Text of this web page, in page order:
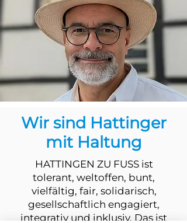
Wir sind Hattinger
mit Haltung
HATTINGEN ZU FUSS ist
tolerant, weltoffen, bunt,
vielfältig, fair, solidarisch,
gesellschaftlich engagiert,
integrativ und inklusiv. Das ist